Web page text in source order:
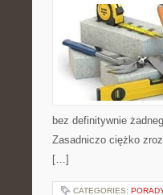
bez definitywnie
Zasadniczo ciężko
[…]
CATEGORIES: